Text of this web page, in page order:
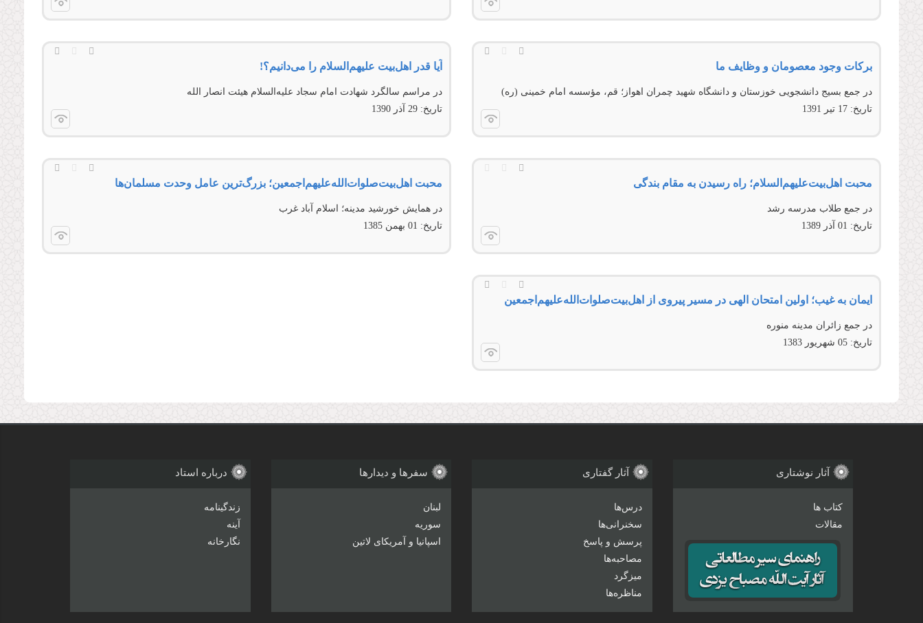
برکات وجود معصومان و وظایف ما
در جمع بسیج دانشجویی خوزستان و دانشگاه شهید چمران اهواز؛ قم، مؤسسه امام‌ خمينی (ره)
تاریخ: 17 تير 1391
آیا قدر اهل‌بیت علیهم‌السلام را می‌دانیم؟!
در مراسم سالگرد شهادت امام سجاد علیه‌السلام هیئت انصار الله
تاریخ: 29 آذر 1390
محبت اهل‌بیت‌‌علیهم‌السلام؛ راه رسیدن به مقام بندگی
در جمع طلاب مدرسه رشد
تاریخ: 01 آذر 1389
محبت اهل‌بیت‌صلوات‌‌الله‌‌عليهم‌‌اجمعين؛ بزرگ‌ترین عامل وحدت مسلمان‌ها
در همایش خورشید مدینه؛ اسلام آباد غرب
تاریخ: 01 بهمن 1385
ایمان به غیب؛ اولین امتحان الهی در مسیر پیروی از اهل‌بیت‌صلوات‌‌الله‌‌علیهم‌‌اجمعین
در جمع زائران مدینه منوره
تاریخ: 05 شهريور 1383
آثار نوشتاری
کتاب ها
مقالات
آثار گفتاری
درس‌ها
سخنرانی‌ها
پرسش و پاسخ
مصاحبه‌ها
میزگرد
مناظره‌ها
سفرها و دیدارها
لبنان
سوریه
اسپانیا و آمریکای لاتین
درباره استاد
زندگینامه
آینه
نگارخانه